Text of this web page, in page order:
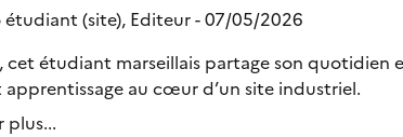
étudiant (site), Editeur- 07/05/2026
cet étudiant marseillais partage son quotidien
apprentissage au cœur d’un site industriel.
plus...